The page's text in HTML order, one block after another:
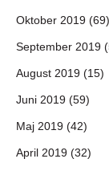
Oktober 2019 (69)
September 2019
August 2019 (15)
Juni 2019 (59)
Maj 2019 (42)
April 2019 (32)